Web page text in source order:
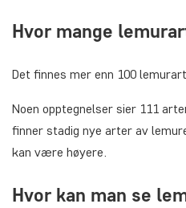
Hvor mange
Det finnes mer enn 100
Noen opptegnelser sier 111
finner stadig nye arter av
kan være høyere.
Hvor kan man se